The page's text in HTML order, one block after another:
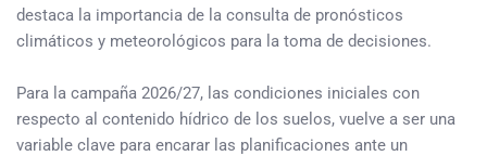
destaca la importancia de la consulta de pronósticos
climáticos y meteorológicos para la toma de decisiones.
Para la campaña 2026/27, las condiciones iniciales con
respecto al contenido hídrico de los suelos, vuelve a ser una
variable clave para encarar las planificaciones ante un